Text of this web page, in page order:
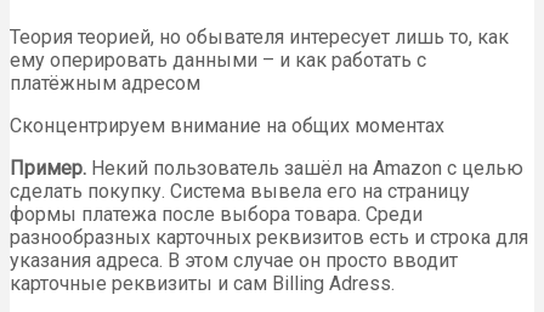
Теория теорией, но обывателя интересует лишь то, как
ему оперировать данными – и как работать с
платёжным адресом
Сконцентрируем внимание на общих моментах
Пример. Некий пользователь зашёл на Amazon с целью
сделать покупку. Система вывела его на страницу
формы платежа после выбора товара. Среди
разнообразных карточных реквизитов есть и строка для
указания адреса. В этом случае он просто вводит
карточные реквизиты и сам Billing Adress.